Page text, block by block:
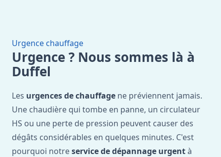
Urgence chauffage
Urgence ? Nous sommes là à
Duffel
Les urgences de chauffage ne préviennent jamais.
Une chaudière qui tombe en panne, un circulateur
HS ou une perte de pression peuvent causer des
dégâts considérables en quelques minutes. C'est
pourquoi notreservice de dépannage urgentà